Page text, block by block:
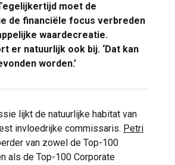
moet de
de financiële focus verbreden
waardecreatie.
er natuurlijk ook bij. ‘Dat kan
worden.’
lijkt de natuurlijke habitat van
invloedrijke commissaris. Petri
van zowel de Top-100
als de Top-100 Corporate